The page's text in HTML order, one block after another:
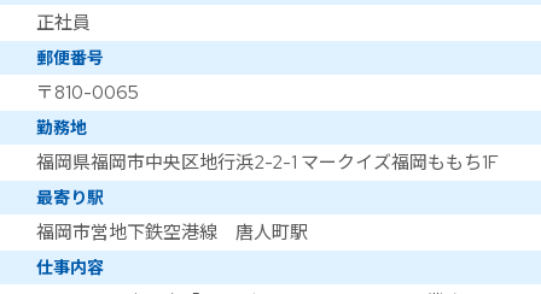
正社員
郵便番号
〒810-0065
勤務地
福岡県福岡市中央区地行浜2-2-1 マークイズ福岡ももち1F
最寄り駅
福岡市営地下鉄空港線 唐人町駅
仕事内容